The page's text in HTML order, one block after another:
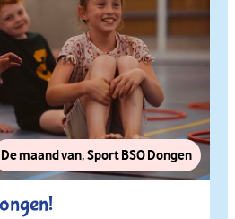
De maand van,Sport BSO Dongen